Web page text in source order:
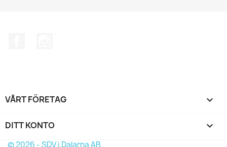
VÅRT FÖRETAG 
DITT KONTO 
© 2026 - SDV i Dalarna AB